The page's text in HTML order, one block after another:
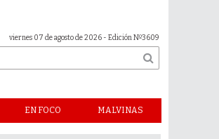
viernes 07 de agosto de 2026 - Edición Nº3609
EN FOCO MALVINAS